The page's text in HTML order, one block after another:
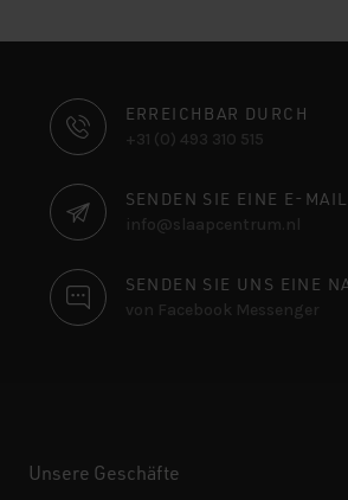
ERREICHBAR DURCH
+31 (0) 493 310 515
SENDEN SIE EINE E-MAIL
info@slaapcentrum.nl
SENDEN SIE UNS EINE
von Facebook Messenger
Unsere Geschäfte